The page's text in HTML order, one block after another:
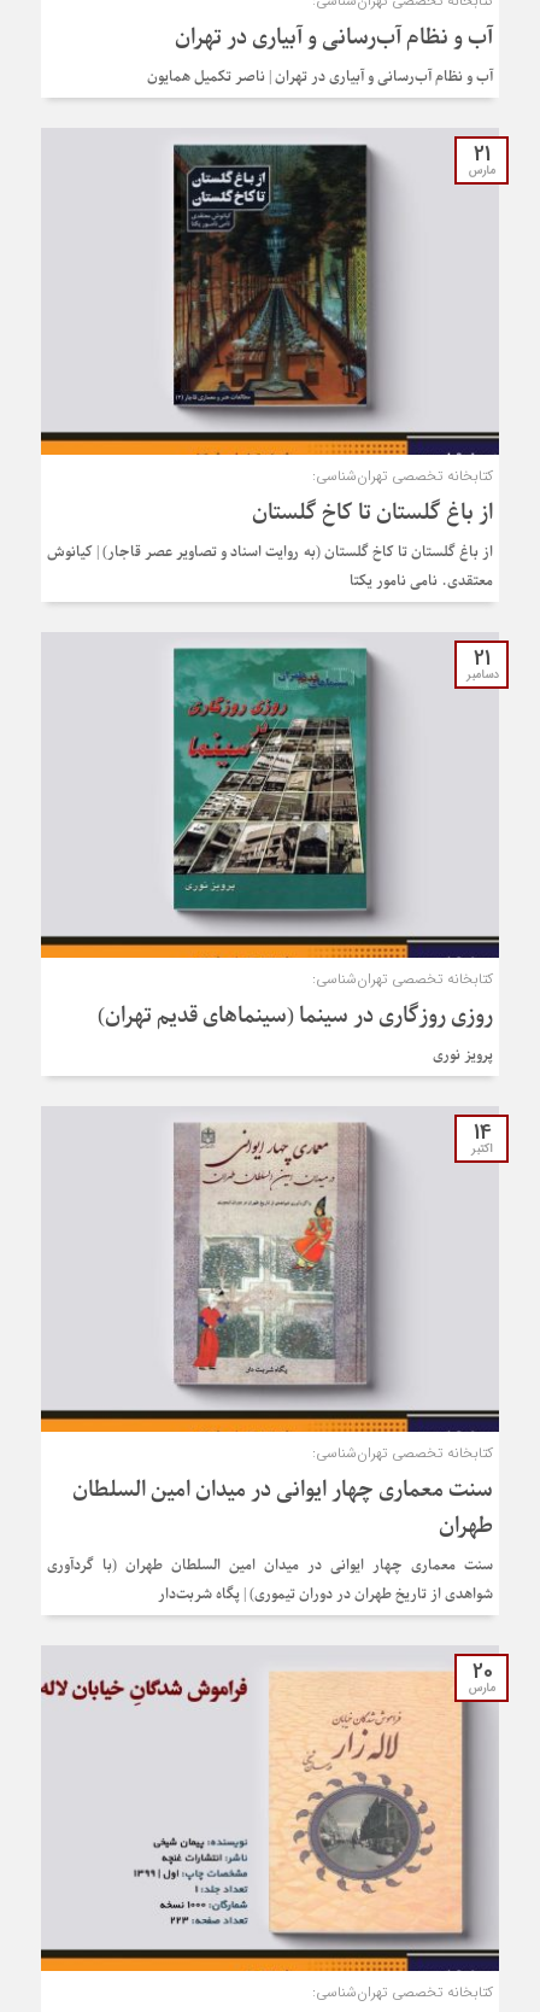
آب و نظام آب‌رسانی و آبیاری در تهران
آب و نظام آب‌رسانی و آبیاری در تهران | ناصر تکمیل همایون
21
مارس
کتابخانه تخصصی تهران‌شناسی:
از باغ گلستان تا کاخ گلستان
از باغ گلستان تا کاخ گلستان (به روایت اسناد و تصاویر عصر قاجار) | کیانوش
معتقدی. نامی نامور یکتا
21
دسامبر
کتابخانه تخصصی تهران‌شناسی:
روزی روزگاری در سینما (سینماهای قدیم تهران)
پرویز نوری
14
اکتبر
کتابخانه تخصصی تهران‌شناسی:
سنت معماری چهار ایوانی در میدان امین السلطان
طهران
سنت معماری چهار ایوانی در میدان امین السلطان طهران (با گردآوری
شواهدی از تاریخ طهران در دوران تیموری) | پگاه شربت‌دار
20
مارس
کتابخانه تخصصی تهران‌شناسی: